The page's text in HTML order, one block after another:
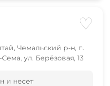
♡
Чемальский р-н, п.
Сема, ул. Берёзовая, 13
и несет